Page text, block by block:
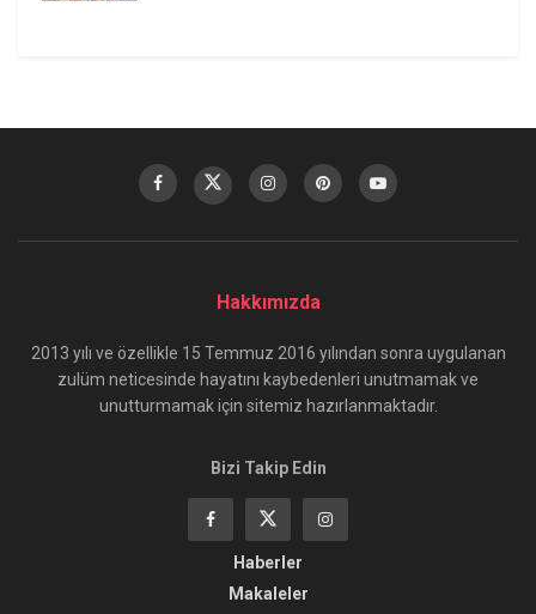
Hakkımızda
2013 yılı ve özellikle 15 Temmuz 2016 yılından sonra uygulanan
zulüm neticesinde hayatını kaybedenleri unutmamak ve
unutturmamak için sitemiz hazırlanmaktadır.
Bizi Takip Edin
Haberler
Makaleler